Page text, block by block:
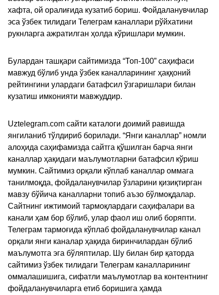
хафта, ой оралиғида кузатиб бориш. Фойдаланувчилар
эса ўзбек тилидаги Телеграм каналлари рўйхатини
рукнларга ажратилган ҳолда кўришлари мумкин.
Булардан ташқари сайтимизда “Топ-100” саҳифаси
мавжуд бўлиб унда ўзбек каналларининг ҳаққоний
рейтингини улардаги батафсил ўзгаришлари билан
кузатиш имконияти мавжуддир.
Uztelegram.com сайти каталоги доимий равишда
янгиланиб тўлдириб борилади. “Янги каналлар” номли
алоҳида саҳифамизда сайтга қўшилган барча янги
каналлар ҳақидаги маълумотларни батафсил кўриш
мумкин. Сайтимиз орқали кўплаб каналлар оммага
танилмоқда, фойдаланувчилар ўзларини қизиқтирган
мавзу бўйича каналларни топиб аъзо бўлмоқдалар.
Сайтнинг ижтимоий тармоқлардаги саҳифалари ва
канали ҳам бор бўлиб, улар фаол иш олиб боряпти.
Телеграм тармоғида кўплаб фойдаланувчилар канал
орқали янги каналар ҳақида биринчилардан бўлиб
маълумотга эга бўляптилар. Шу билан бир қаторда
сайтимиз ўзбек тилидаги Телеграм каналларининг
оммалашишига, сифатли маълумотлар ва контентнинг
фойдаланувчиларга етиб боришига ҳамда